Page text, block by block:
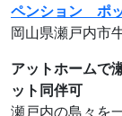
ペンション ポ
岡山県瀬戸内市
アットホームで
ット同伴可
瀬戸内の島々を